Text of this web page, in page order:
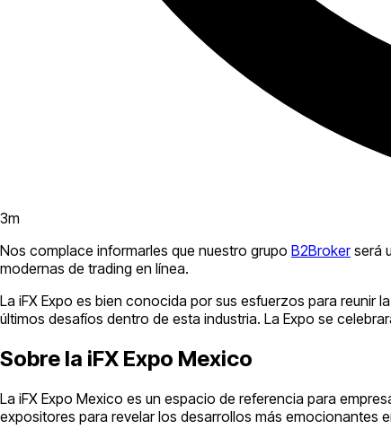
3m
Nos complace informarles que nuestro grupo B2Brokerserá
modernas de trading en línea.
La iFX Expo es bien conocida por sus esfuerzos para
últimos desafíos dentro de esta industria. La Expo se
Sobre la iFX Expo Mexico
La iFX Expo Mexico es un espacio de referencia para
expositores para revelar los desarrollos más emocionantes